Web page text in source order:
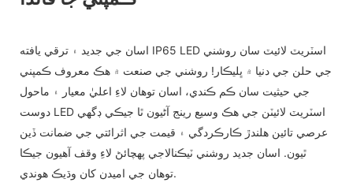
اسان جي جديد ۽ ترقي يافته IP65 LED اسٽريٽ لائيٽ سان روشني
جي حلن جي دنيا ۾ ڀليڪار! روشني جي صنعت ۾ هڪ معروف ڪمپني
جي حيثيت سان ڪم ڪندي، اسان توهان لاءِ اعليٰ معيار ۽ ماحول
دوست LED اسٽريٽ لائيٽن جي هڪ وسيع رينج آڻيون ٿا جيڪي ڊگهي
عرصي تائين هلندڙ ڪارڪردگي ۽ قيمت جي اثرائتي جي ضمانت ڏين
ٿيون. اسان جديد روشني ٽيڪنالاجي پهچائڻ لاءِ وقف آهيون جيڪا
توهان جي اميدن کان وڌيڪ هوندي.